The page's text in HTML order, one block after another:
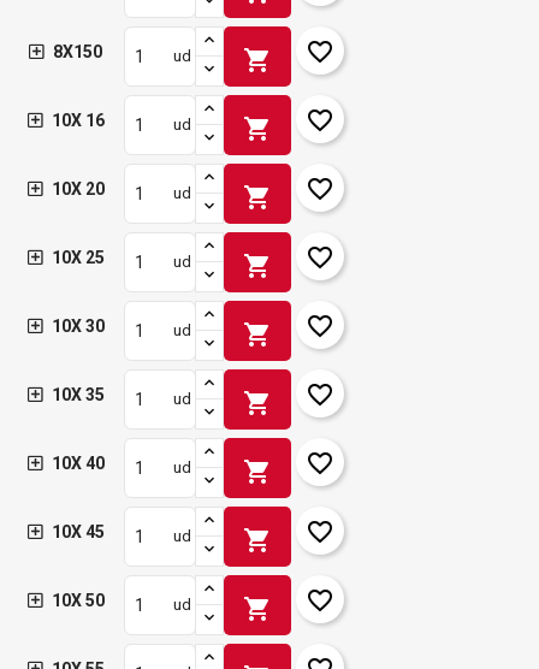
Cancelar Crear lista de deseos
Cancelar
8X150 ud shopping_cart favorite_border
10X 16 ud shopping_cart favorite_border
10X 20 ud shopping_cart favorite_border
10X 25 ud shopping_cart favorite_border
10X 30 ud shopping_cart favorite_border
10X 35 ud shopping_cart favorite_border
10X 40 ud shopping_cart favorite_border
10X 45 ud shopping_cart favorite_border
10X 50 ud shopping_cart favorite_border